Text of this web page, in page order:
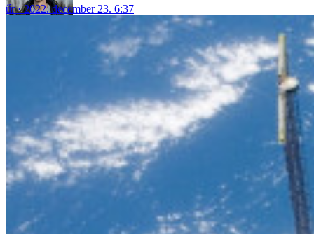
űr
2022. december 23. 6:37